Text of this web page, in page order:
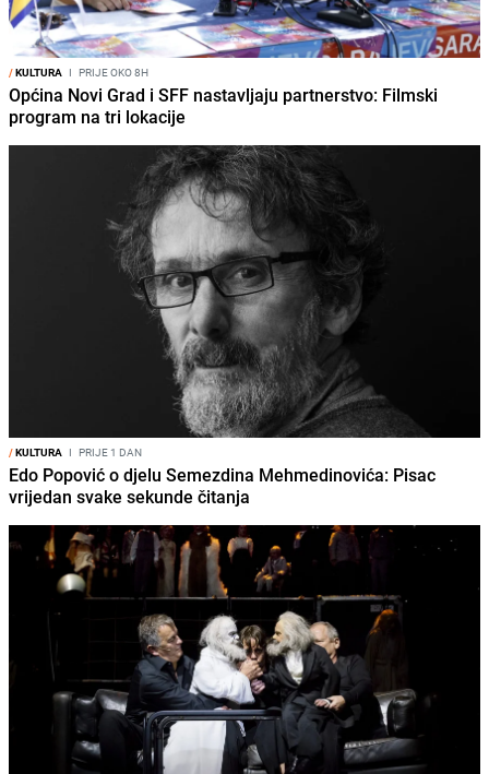
/KULTURA I PRIJE OKO 8H
Općina Novi Grad i SFF nastavljaju partnerstvo: Filmski
program na tri lokacije
/KULTURA I PRIJE 1 DAN
Edo Popović o djelu Semezdina Mehmedinovića: Pisac
vrijedan svake sekunde čitanja